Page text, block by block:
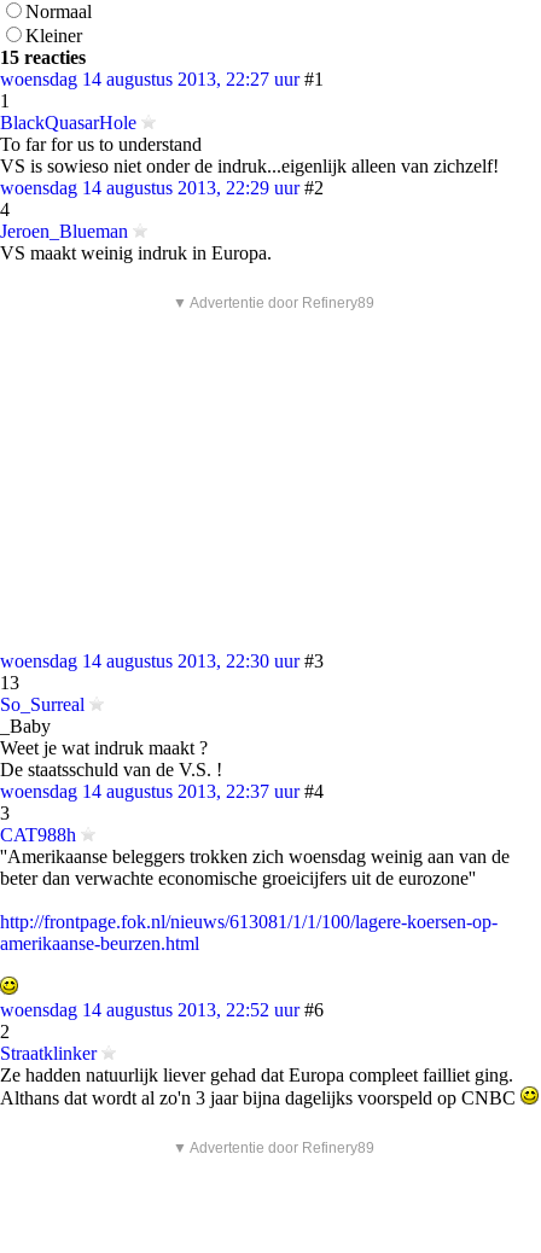
Normaal
Kleiner
15 reacties
woensdag 14 augustus 2013, 22:27 uur #1
1
BlackQuasarHole
To far for us to understand
VS is sowieso niet onder de indruk...eigenlijk alleen van zichzelf!
woensdag 14 augustus 2013, 22:29 uur #2
4
Jeroen_Blueman
VS maakt weinig indruk in Europa.
▼ Advertentie door Refinery89
woensdag 14 augustus 2013, 22:30 uur #3
13
So_Surreal
_Baby
Weet je wat indruk maakt ?
De staatsschuld van de V.S. !
woensdag 14 augustus 2013, 22:37 uur #4
3
CAT988h
''Amerikaanse beleggers trokken zich woensdag weinig aan van de
beter dan verwachte economische groeicijfers uit de eurozone''
http://frontpage.fok.nl/nieuws/613081/1/1/100/lagere-koersen-op-
amerikaanse-beurzen.html
woensdag 14 augustus 2013, 22:52 uur #6
2
Straatklinker
Ze hadden natuurlijk liever gehad dat Europa compleet failliet ging.
Althans dat wordt al zo'n 3 jaar bijna dagelijks voorspeld op CNBC
▼ Advertentie door Refinery89